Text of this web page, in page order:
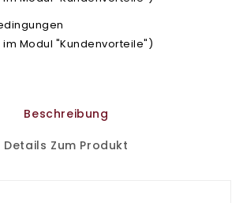
Modul "Kundenvorteile")
Beschreibung
Details Zum Produkt